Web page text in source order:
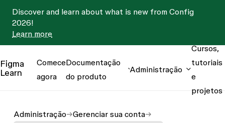
Discover and learn about what is new from Config
2026!
Learn more
Figma
Learn
Comece
agora
Documentação
do produto
Administração
Cursos,
tutoriais
e
projetos
Administração
Gerenciar sua conta